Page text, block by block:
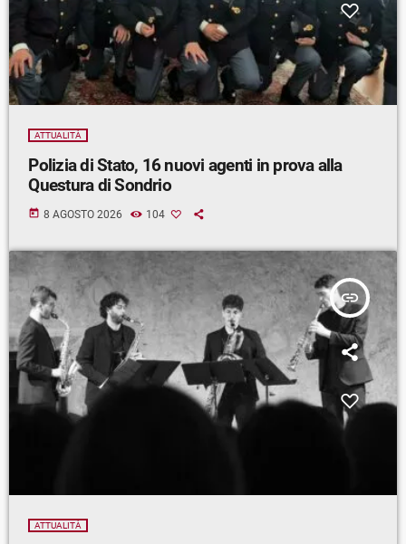
ATTUALITÀ
Polizia di Stato, 16 nuovi agenti in prova alla
Questura di Sondrio
today 8 AGOSTO 2026 104
insert_link
ATTUALITÀ